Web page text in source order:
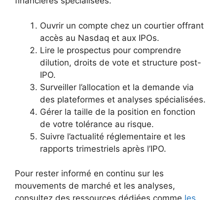
Ouvrir un compte chez un courtier offrant
accès au Nasdaq et aux IPOs.
Lire le prospectus pour comprendre
dilution, droits de vote et structure post-
IPO.
Surveiller l’allocation et la demande via
des plateformes et analyses spécialisées.
Gérer la taille de la position en fonction
de votre tolérance au risque.
Suivre l’actualité réglementaire et les
rapports trimestriels après l’IPO.
Pour rester informé en continu sur les
mouvements de marché et les analyses,